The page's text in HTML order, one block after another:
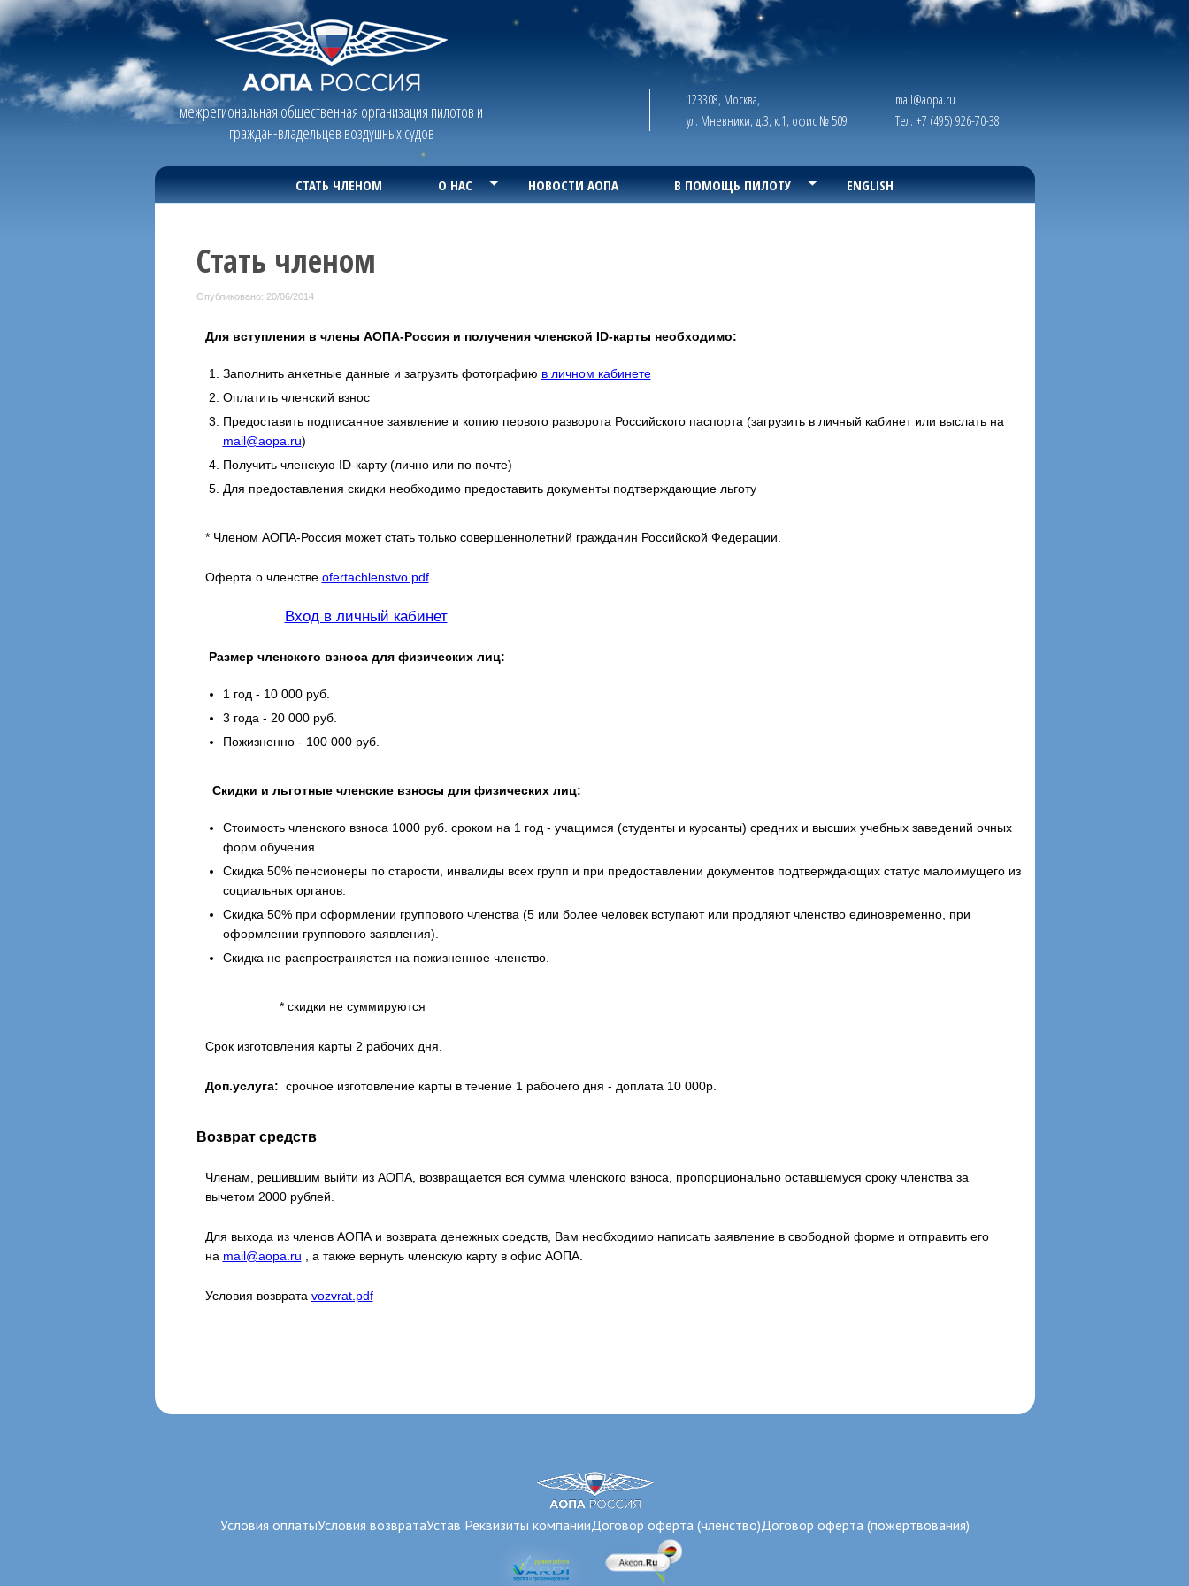
межрегиональная общественная организация пилотов и
граждан-владельцев воздушных судов
123308, Москва,
ул. Мневники, д.3, к.1, офис № 509
mail@aopa.ru
Тел. +7 (495) 926-70-38
СТАТЬ ЧЛЕНОМ О НАС НОВОСТИ АОПА В ПОМОЩЬ ПИЛОТУ ENGLISH
Стать членом
Опубликовано: 20/06/2014
Для вступления в члены АОПА-Россия и получения членской ID-карты необходимо:
Заполнить анкетные данные и загрузить фотографию в личном кабинете
Оплатить членский взнос
Предоставить подписанное заявление и копию первого разворота Российского паспорта (загрузить в личный кабинет или выслать на
mail@aopa.ru)
Получить членскую ID-карту (лично или по почте)
Для предоставления скидки необходимо предоставить документы подтверждающие льготу
* Членом АОПА-Россия может стать только совершеннолетний гражданин Российской Федерации.
Оферта о членстве ofertachlenstvo.pdf
Вход в личный кабинет
Размер членского взноса для физических лиц:
1 год - 10 000 руб.
3 года - 20 000 руб.
Пожизненно - 100 000 руб.
Скидки и льготные членские взносы для физических лиц:
Стоимость членского взноса 1000 руб. сроком на 1 год - учащимся (студенты и курсанты) средних и высших учебных заведений очных
форм обучения.
Скидка 50% пенсионеры по старости, инвалиды всех групп и при предоставлении документов подтверждающих статус малоимущего из
социальных органов.
Скидка 50% при оформлении группового членства (5 или более человек вступают или продляют членство единовременно, при
оформлении группового заявления).
Скидка не распространяется на пожизненное членство.
* скидки не суммируются
Срок изготовления карты 2 рабочих дня.
Доп.услуга: срочное изготовление карты в течение 1 рабочего дня - доплата 10 000р.
Возврат средств
Членам, решившим выйти из АОПА, возвращается вся сумма членского взноса, пропорционально оставшемуся сроку членства за
вычетом 2000 рублей.
Для выхода из членов АОПА и возврата денежных средств, Вам необходимо написать заявление в свободной форме и отправить его
на mail@aopa.ru , а также вернуть членскую карту в офис АОПА.
Условия возврата vozvrat.pdf
Условия оплатыУсловия возвратаУстав Реквизиты компанииДоговор оферта (членство)Договор оферта (пожертвования)